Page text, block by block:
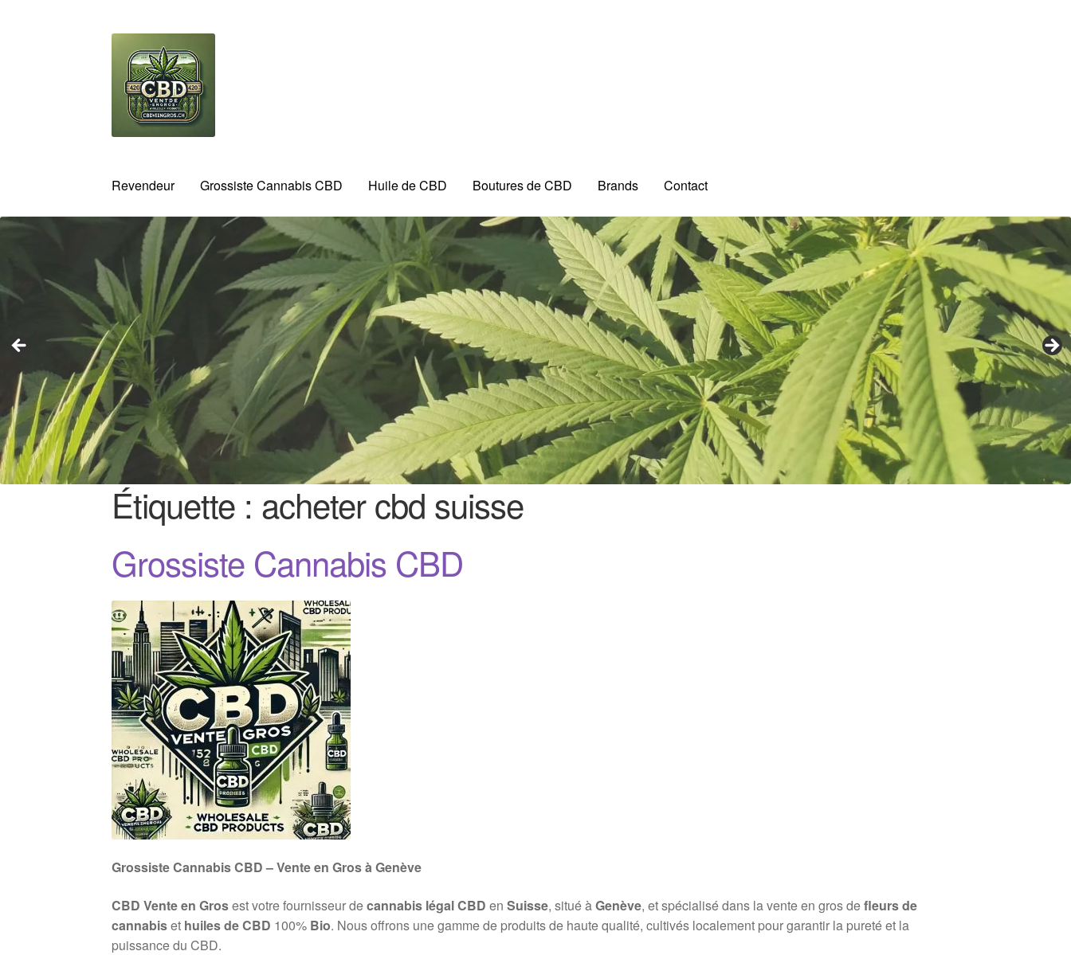
navigation
contenu
Revendeur Grossiste Cannabis CBD Huile de CBD Boutures de CBD Brands Contact
Étiquette : acheter cbd suisse
Grossiste Cannabis CBD
Grossiste Cannabis CBD – Vente en Gros à Genève
CBD Vente en Grosest votre fournisseur decannabis légal CBD enSuisse, situé àGenève, et spécialisé dans la vente en gros defleurs de
cannabiset huiles de CBD 100% Bio. Nous offrons une gamme de produits de haute qualité, cultivés localement pour garantir la pureté et la
puissance du CBD.